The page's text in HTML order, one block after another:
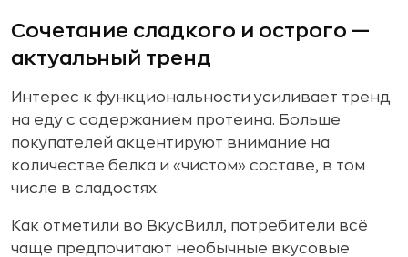
Сочетание сладкого и острого —
актуальный тренд
Интерес к функциональности усиливает тренд
на еду с содержанием протеина. Больше
покупателей акцентируют внимание на
количестве белка и «чистом» составе, в том
числе в сладостях.
Как отметили во ВкусВилл, потребители всё
чаще предпочитают необычные вкусовые